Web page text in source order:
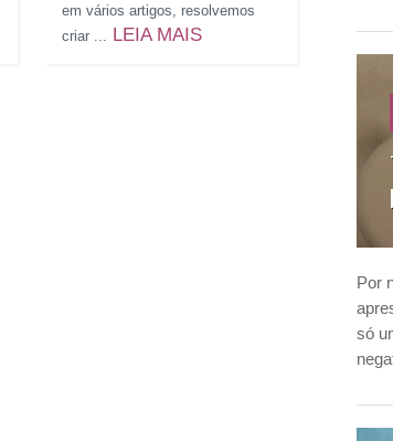
em vários artigos, resolvemos
criar ...
LEIA MAIS
Por
só